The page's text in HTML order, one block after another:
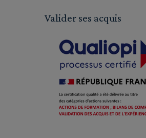
Valider ses acquis